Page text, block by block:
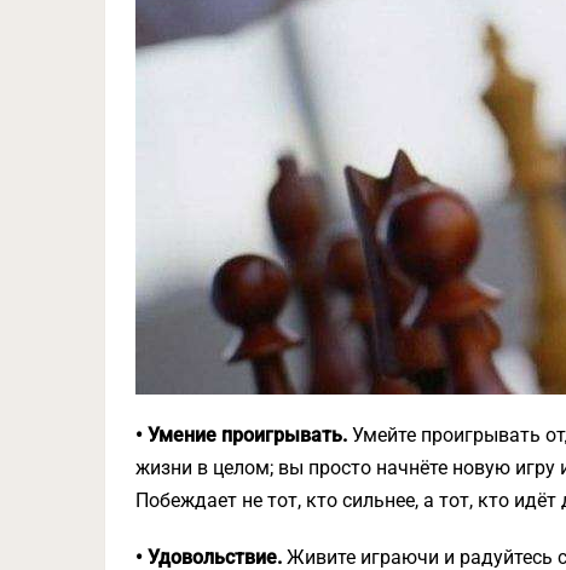
• Умение проигрывать. Умейте проигрывать
жизни в целом; вы просто начнёте новую
Побеждает не тот, кто сильнее, а тот, кто
• Удовольствие. Живите играючи и радуйтесь